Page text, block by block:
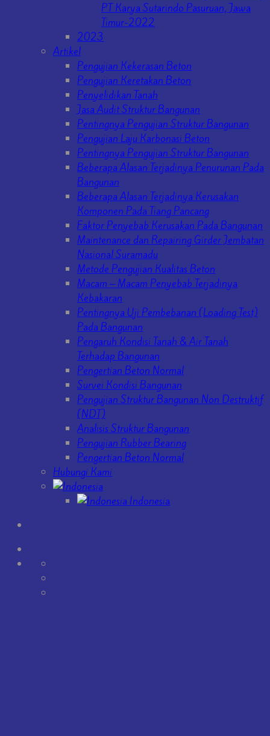
PT Karya Sutarindo Pasuruan, Jawa
Timur-2022
2023
Artikel
Pengujian Kekerasan Beton
Pengujian Keretakan Beton
Penyelidikan Tanah
Jasa Audit Struktur Bangunan
Pentingnya Pengujian Struktur Bangunan
Pengujian Laju Karbonasi Beton
Pentingnya Pengujian Struktur Bangunan
Beberapa Alasan Terjadinya Penurunan Pada
Bangunan
Beberapa Alasan Terjadinya Kerusakan
Komponen Pada Tiang Pancang
Faktor Penyebab Kerusakan Pada Bangunan
Maintenance dan Repairing Girder Jembatan
Nasional Suramadu
Metode Pengujian Kualitas Beton
Macam – Macam Penyebab Terjadinya
Kebakaran
Pentingnya Uji Pembebanan (Loading Test)
Pada Bangunan
Pengaruh Kondisi Tanah & Air Tanah
Terhadap Bangunan
Pengertian Beton Normal
Survei Kondisi Bangunan
Pengujian Struktur Bangunan Non Destruktif
(NDT)
Analisis Struktur Bangunan
Pengujian Rubber Bearing
Pengertian Beton Normal
Hubungi Kami
Indonesia